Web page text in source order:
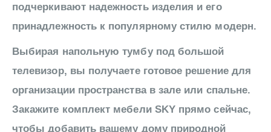
подчеркивают надежность изделия и его
принадлежность к популярному стилю модерн.
Выбирая напольную тумбу под большой
телевизор, вы получаете готовое решение для
организации пространства в зале или спальне.
Закажите комплект мебели SKY прямо сейчас,
чтобы добавить вашему дому природной